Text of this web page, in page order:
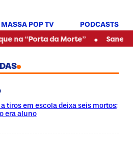
MASSA POP TV PODCASTS
da Morte” • Sanepar alerta
tiros em escola deixa seis mortos;
era aluno